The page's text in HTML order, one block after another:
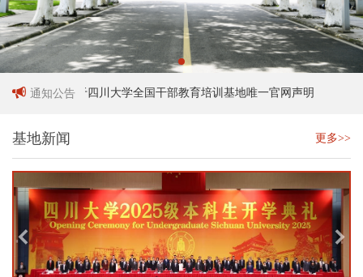
通知公告
关于四川大学全国干部教育培训基地唯一官网声明
基地新闻 更多>>